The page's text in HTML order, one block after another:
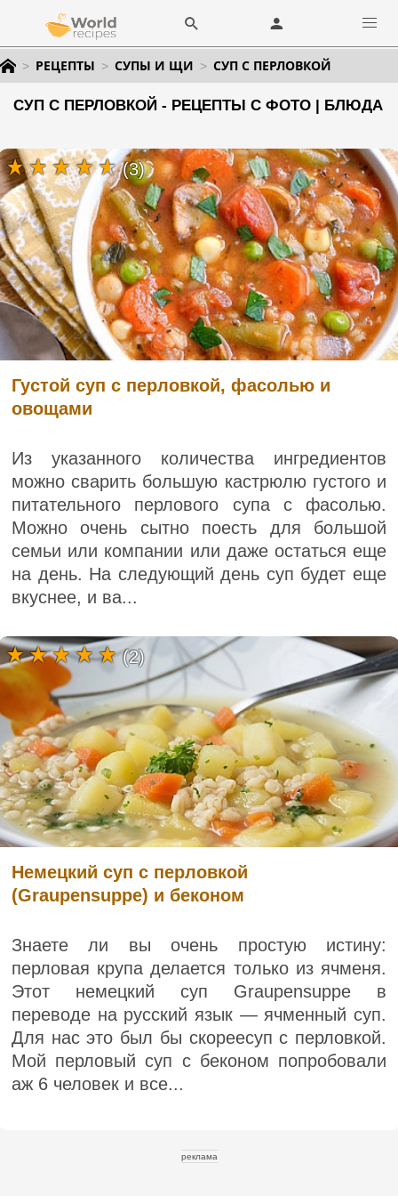
РЕЦЕПТЫ СУПЫ И ЩИ СУП С ПЕРЛОВКОЙ
СУП С ПЕРЛОВКОЙ - РЕЦЕПТЫ С ФОТО | БЛЮДА
Густой суп с перловкой, фасолью и
овощами
Из указанного количества ингредиентов
можно сварить большую кастрюлю густого и
питательного перлового супа с фасолью.
Можно очень сытно поесть для большой
семьи или компании или даже остаться еще
на день. На следующий день суп будет еще
вкуснее, и ва...
(3)
Немецкий суп с перловкой
(Graupensuppe) и беконом
Знаете ли вы очень простую истину:
перловая крупа делается только из ячменя.
Этот немецкий суп Graupensuppe в
переводе на русский язык — ячменный суп.
Для нас это был бы скореесуп с перловкой.
Мой перловый суп с беконом попробовали
аж 6 человек и все...
(2)
реклама